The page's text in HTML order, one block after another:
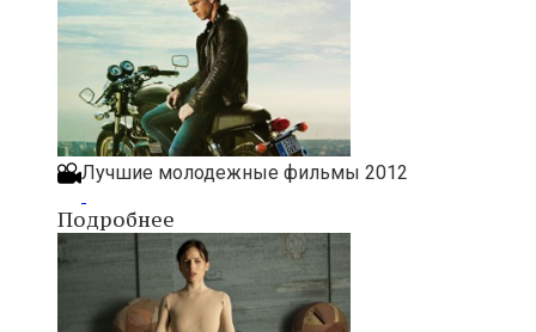
Лучшие молодежные фильмы 2012
Подробнее